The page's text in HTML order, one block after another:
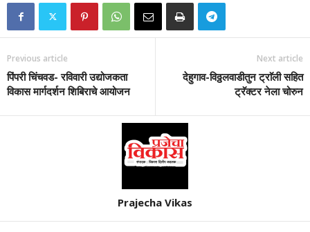
Previous article
पिंपरी चिंचवड- रविवारी उद्योजकता
विकास मार्गदर्शन शिबिराचे आयोजन
Next article
देहुगाव-विठ्ठलवाडीतुन ट्राॅली सहित
ट्रॅक्टर नेला चोरुन
Prajecha Vikas